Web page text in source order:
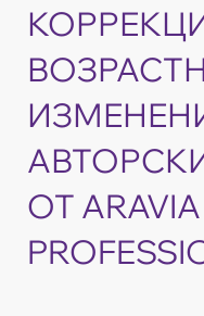
ОТ ARAVIA